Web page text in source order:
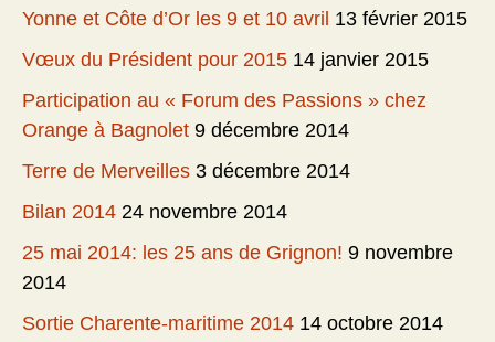
Yonne et Côte d’Or les 9 et 10 avril 13 février 2015
Vœux du Président pour 2015 14 janvier 2015
Participation au « Forum des Passions » chez
Orange à Bagnolet 9 décembre 2014
Terre de Merveilles 3 décembre 2014
Bilan 2014 24 novembre 2014
25 mai 2014: les 25 ans de Grignon! 9 novembre
2014
Sortie Charente-maritime 2014 14 octobre 2014